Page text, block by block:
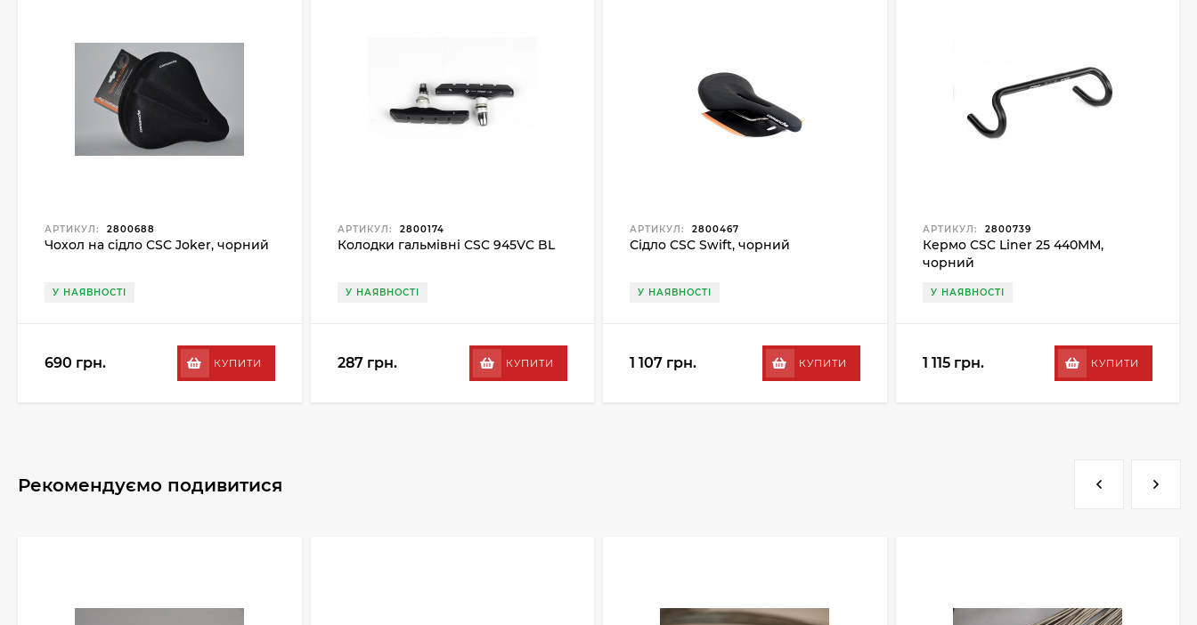
АРТИКУЛ: 2800688
Чохол на сідло CSC Joker, чорний
У НАЯВНОСТІ
690 грн. КУПИТИ
АРТИКУЛ: 2800174
Колодки гальмівні CSC 945VC BL
У НАЯВНОСТІ
287 грн. КУПИТИ
АРТИКУЛ: 2800467
Сідло CSC Swift, чорний
У НАЯВНОСТІ
1 107 грн. КУПИТИ
АРТИКУЛ: 2800739
Кермо CSC Liner 25 440ММ,
чорний
У НАЯВНОСТІ
1 115 грн. КУПИТИ
Рекомендуємо подивитися